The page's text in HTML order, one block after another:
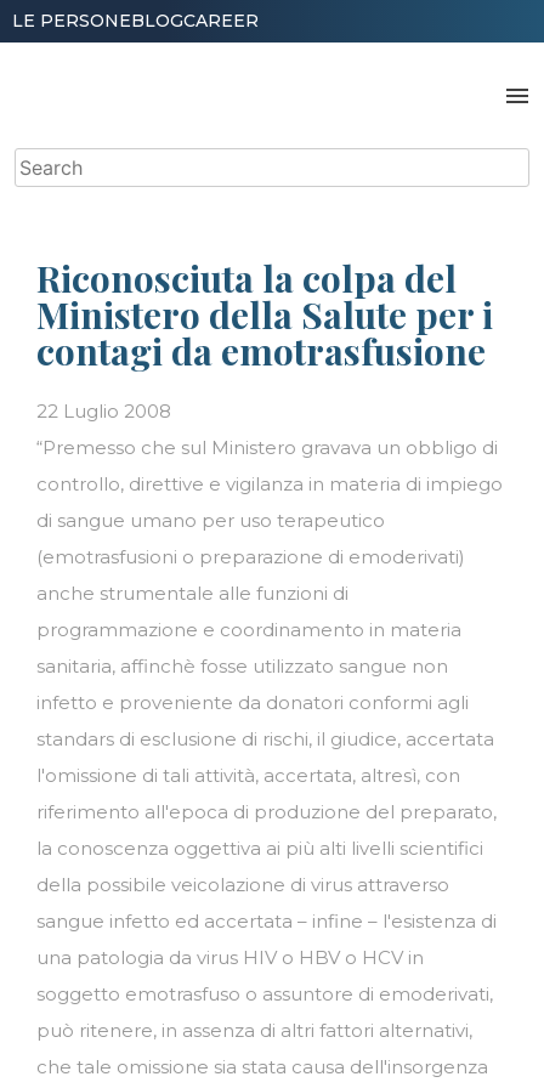
Skip
to
LE PERSONEBLOGCAREER
menu
Search
for:
Riconosciuta la colpa del
Ministero della Salute per i
contagi da emotrasfusione
22 Luglio 2008
“Premesso che sul Ministero gravava un obbligo di
controllo, direttive e vigilanza in materia di impiego
di sangue umano per uso terapeutico
(emotrasfusioni o preparazione di emoderivati)
anche strumentale alle funzioni di
programmazione e coordinamento in materia
sanitaria, affinchè fosse utilizzato sangue non
infetto e proveniente da donatori conformi agli
standars di esclusione di rischi, il giudice, accertata
l'omissione di tali attività, accertata, altresì, con
riferimento all'epoca di produzione del preparato,
la conoscenza oggettiva ai più alti livelli scientifici
della possibile veicolazione di virus attraverso
sangue infetto ed accertata – infine – l'esistenza di
una patologia da virus HIV o HBV o HCV in
soggetto emotrasfuso o assuntore di emoderivati,
può ritenere, in assenza di altri fattori alternativi,
che tale omissione sia stata causa dell'insorgenza